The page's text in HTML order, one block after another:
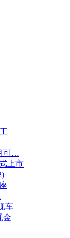
可…
上市
车
金